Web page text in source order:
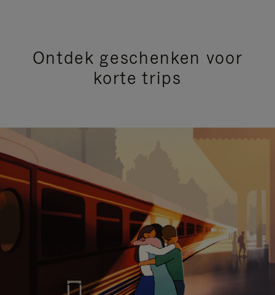
Ontdek geschenken voor
korte trips